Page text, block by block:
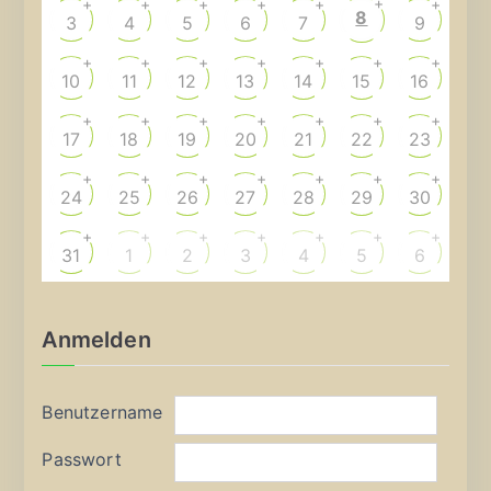
3
+
4
+
5
+
6
+
7
+
8 9
+
10
+
11
+
12
+
13
+
14
+
15
+
16
+
17
+
18
+
19
+
20
+
21
+
22
+
23
+
24
+
25
+
26
+
27
+
28
+
29
+
30
+
31
+
1
+
2
+
3
+
4
+
5
+
6
+
Anmelden
Benutzername
Passwort